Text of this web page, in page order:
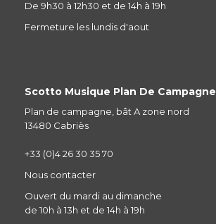
De 9h30 à 12h30 et de 14h à 19h
Fermeture les lundis d'aout
Scotto Musique Plan De Campagne
Plan de campagne, bât A zone nord
13480 Cabriès
+33 (0)4 26 30 35 70
Nous contacter
Ouvert du mardi au dimanche
de 10h à 13h et de 14h à 19h